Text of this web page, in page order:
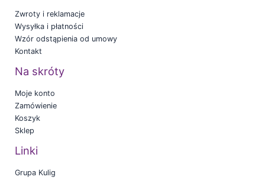
Zwroty i reklamacje
Wysyłka i płatności
Wzór odstąpienia od umowy
Kontakt
Na skróty
Moje konto
Zamówienie
Koszyk
Sklep
Linki
Grupa Kulig